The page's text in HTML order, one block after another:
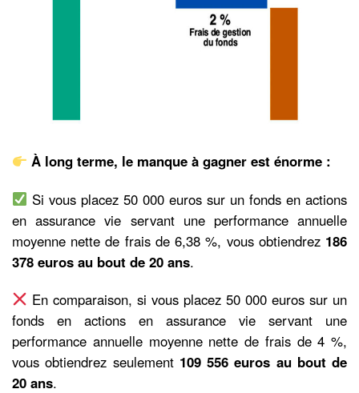
À long terme, le manque à gagner est énorme :
Si vous placez 50 000 euros sur un fonds en actions
en assurance vie servant une performance annuelle
moyenne nette de frais de 6,38 %, vous obtiendrez 186
378 euros au bout de 20 ans.
En comparaison, si vous placez 50 000 euros sur un
fonds en actions en assurance vie servant une
performance annuelle moyenne nette de frais de 4 %,
vous obtiendrez seulement 109 556 euros au bout de
20 ans.